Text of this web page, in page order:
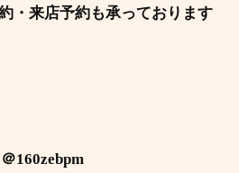
・来店予約も承っております
＠160zebpm